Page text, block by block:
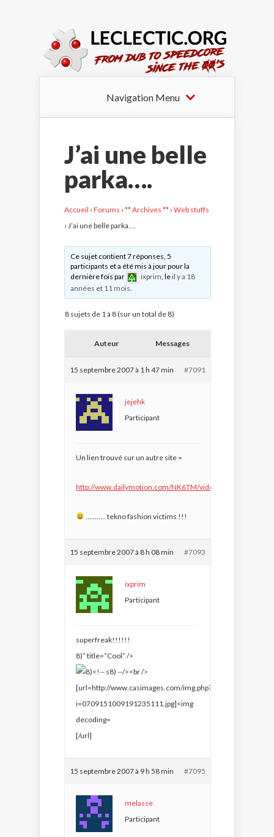
Navigation Menu
J’ai une belle
parka….
Accueil › Forums › ** Archives ** › Web stuffs
› J’ai une belle parka….
Ce sujet contient 7 réponses, 5
participants et a été mis à jour pour la
dernière fois par
ixprim , leil y a 18
années et 11 mois
8 sujets de 1 à 8 (sur un total de 8)
Auteur Messages
15 septembre 2007 à 1 h 47 min #7091
jejehk
Participant
Un lien trouvé sur un autre site =
http://www.dailymotion.com/NK6TM/video/ … ords_music
……….. tekno fashion victims !!!
15 septembre 2007 à 8 h 08 min #7093
ixprim
Participant
superfreak!!!!!!
8)” title=”Cool” />
[/url]
15 septembre 2007 à 9 h 58 min #7095
melasse
Participant